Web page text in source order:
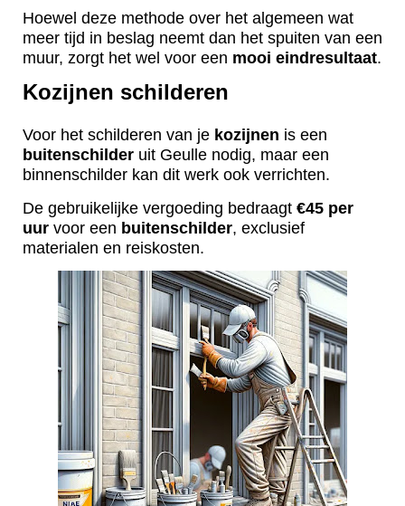
Hoewel deze methode over het algemeen wat
meer tijd in beslag neemt dan het spuiten van een
muur, zorgt het wel voor een mooi eindresultaat.
Kozijnen schilderen
Voor het schilderen van je kozijnen is een
buitenschilder uit Geulle nodig, maar een
binnenschilder kan dit werk ook verrichten.
De gebruikelijke vergoeding bedraagt €45 per
uur voor een buitenschilder, exclusief
materialen en reiskosten.